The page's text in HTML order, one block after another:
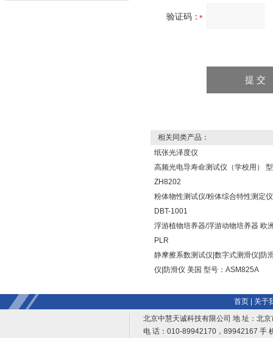
验证码：
相关同类产品：
纸张光泽度仪
高频光电导寿命测试仪（学校用）
ZH8202
粉体物性测试仪/粉体综合特性测定
DBT-1001
浮游植物培养器/浮游动物培养器 欧
PLR
静摩擦系数测试仪|数字式测滑仪|防
仪|防滑仪 美国 型号：ASM825A
首页|
关于
北京中慧天诚科技有限公司 地 址：北
电 话：010-89942170，89942167 手